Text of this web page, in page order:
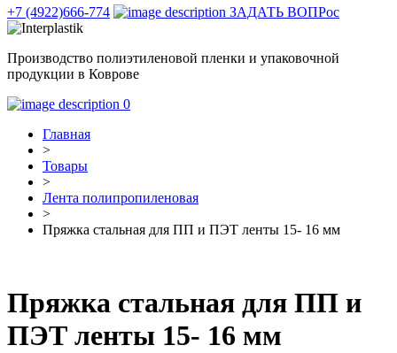
+7 (4922)666-774
ЗАДАТЬ ВОПРос
Производство полиэтиленовой пленки и упаковочной
продукции в Коврове
0
Главная
>
Товары
>
Лента полипропиленовая
>
Пряжка стальная для ПП и ПЭТ ленты 15- 16 мм
Пряжка стальная для ПП и
ПЭТ ленты 15- 16 мм